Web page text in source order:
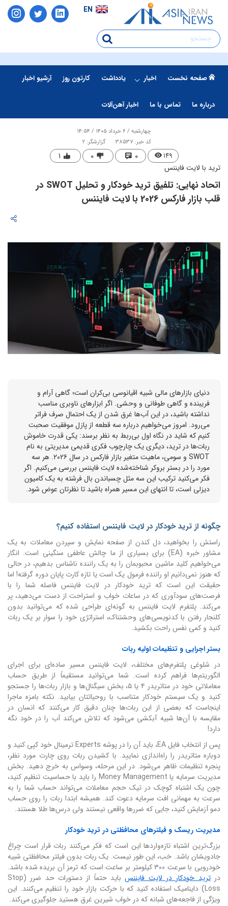
EN
صفحه نخست اخبار یادداشت کارتون روز آرشیو اخبار
درباره ما تماس با ما اخبار آهن‌آلات
چهارشنبه / ۶ خرداد ۱۴۰۵ / ۱۴:۵۴
کد خبر: 38537
گزارشگر: 2
۱۴۹ ۰ ۰ ۱
ترید با لایت فایننس
اتحاد نهایی: تلفیق ترید خودکار و تحلیل SWOT در
قلب بازار فارکس 2026 با لایت فایننس
دنیای بازارهای مالی شبیه اقیانوسی بی‌کران است؛ گاهی آرام و
فریبنده و گاهی طوفانی و وحشی. اگر ابزارهای ناوبری مناسب
نداشته باشید، در این آب‌ها غرق شدن از یک احتمال صرف فراتر
می‌رود. امروز می‌خواهیم درباره سه قطعه از پازل موفقیت صحبت
کنیم که شاید در نگاه اول بی‌ربط به نظر برسند: یکی قدرت خاموش
ربات‌ها در ترید، دیگری یک چارچوب فکری قدیمی مدیریتی به نام
SWOT و سومی، ماهیت متغیر بازار فارکس در سال ۲۰۲۶. هر سه
مورد را در بستر بروکر شناخته‌شده لایت فایننس بررسی می‌کنیم. اگر
فکر می‌کنید ترکیب این سه مثل چسباندن بال فرشته به یک کامیون
دیزلی است، تا انتهای این مسیر همراه باشید تا نظرتان عوض شود.
چگونه از ترید خودکار در لایت فایننس استفاده کنیم؟
راستش را بخواهید، دل کندن از صفحه نمایش و سپردن معاملات به یک
مشاور خبره (EA) برای بسیاری از ما چالش عاطفی سنگینی است. انگار
می‌خواهیم کلید ماشین محبوبمان را به یک راننده ناشناس بدهیم، در حالی
که هنوز نمی‌دانیم او راننده فرمول یک است یا تازه کارت پایان دوره گرفته! اما
حقیقت این است که ترید خودکار در لایت فایننس فاصله شما را با
فرصت‌های سودآوری که در ساعات خواب و استراحت از دست می‌دهید، پر
می‌کند. پلتفرم لایت فایننس به گونه‌ای طراحی شده که می‌توانید بدون
کلنجار رفتن با کدنویسی‌های وحشتناک، استراتژی خود را سوار بر یک ربات
کنید و کمی نفس راحت بکشید.
بستر اجرایی و تنظیمات اولیه ربات
در شلوغی پلتفرم‌های مختلف، لایت فایننس مسیر ساده‌ای برای اجرای
الگوریتم‌ها فراهم کرده است. شما می‌توانید مستقیماً از طریق حساب
معاملاتی خود در متاتریدر ۴ یا ۵، بخش سیگنال‌ها و بازار ربات‌ها را جستجو
کنید و یک سیستم خودکار متناسب با روحیاتتان بیابید. نکته بامزه ماجرا
اینجاست که بعضی از این ربات‌ها چنان دقیق کار می‌کنند که انسان در
مقایسه با آن‌ها شبیه آبکشی می‌شود که تلاش می‌کند آب را در خود نگه
دارد!
پس از انتخاب فایل EA، باید آن را در پوشه Experts ترمینال خود کپی کنید و
دوباره متاتریدر را راه‌اندازی نمایید. با کشیدن ربات روی چارت مورد نظر،
پنجره تنظیمات ظاهر می‌شود. در این مرحله، وسواس به خرج دهید. بخش
مدیریت سرمایه یا Money Management را باید با حساسیت تنظیم کنید،
چون یک اشتباه کوچک در تیک حجم معاملات می‌تواند حساب شما را به
سرعت به مهمانی افت سرمایه دعوت کند. همیشه ابتدا ربات را روی حساب
دمو آزمایش کنید، جایی که ضررها واقعی نیستند ولی درس‌ها طلا هستند.
مدیریت ریسک و فیلترهای محافظتی در ترید خودکار
بزرگ‌ترین اشتباه تازه‌واردها این است که فکر می‌کنند ربات قرار است چراغ
جادویشان باشد. خب، این طور نیست. یک ربات بدون فیلتر محافظتی شبیه
خودرویی با سرعت ۳۰۰ کیلومتر بر ساعت است که ترمز آن بریده شده باشد.
درترید خودکار در لایت فایننس
باید حتماً از دستورات حد ضرر (Stop
Loss) داینامیک استفاده کنید که با حرکت بازار خود را تنظیم می‌کنند. این
ویژگی از فاجعه‌های شبانه که در خواب شیرین غرق هستید جلوگیری می‌کند.